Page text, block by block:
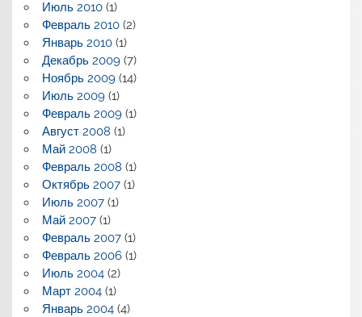
Июль 2010(1)
Февраль 2010(2)
Январь 2010(1)
Декабрь 2009(7)
Ноябрь 2009(14)
Июль 2009(1)
Февраль 2009(1)
Август 2008 (1)
Май 2008 (1)
Февраль 2008 (1)
Октябрь 2007(1)
Июль 2007(1)
Май 2007(1)
Февраль 2007(1)
Февраль 2006(1)
Июль 2004(2)
Март 2004(1)
Январь 2004(4)